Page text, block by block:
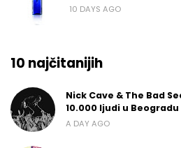
10 DAYS AGO
10 najčitanijih
Nick Cave & The Bad
10.000 ljudi u Beogradu
A DAY AGO